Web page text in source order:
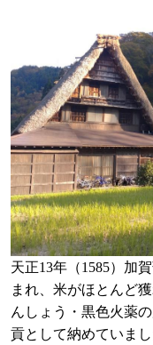
天正13年（1585）加
まれ、米がほとんど
んしょう・黒色火薬
貢として納めていま